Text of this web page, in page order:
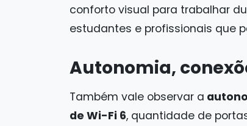
conforto visual para trabalhar
estudantes e profissionais que
Autonomia,
Também vale observar a
de Wi-Fi 6, quantidade de